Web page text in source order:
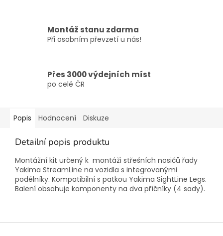
Montáž stanu zdarma
Při osobním převzetí u nás!
Přes 3000 výdejních míst
po celé ČR
Popis Hodnocení Diskuze
Detailní popis produktu
Montážní kit určený k montáži střešních nosičů řady
Yakima StreamLine na vozidla s integrovanými
podélníky. Kompatibilní s patkou Yakima SightLine Legs.
Balení obsahuje komponenty na dva příčníky (4 sady).
Z